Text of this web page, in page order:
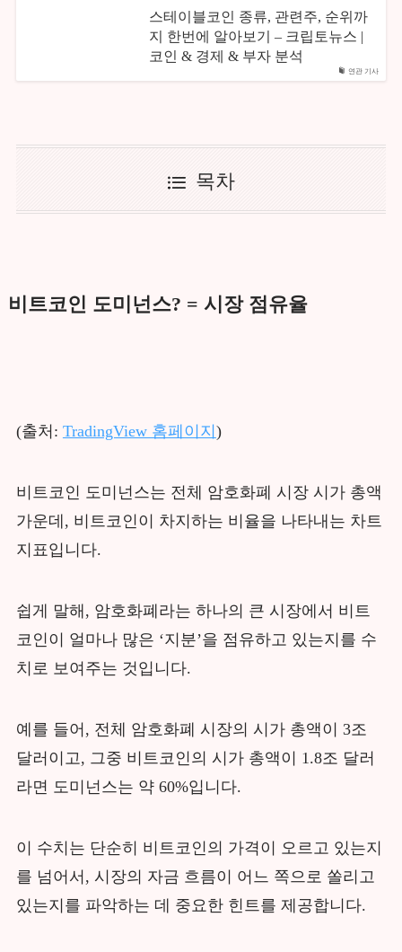
연관 기사
스테이블코인 종류, 관련주, 순위까
지 한번에 알아보기 – 크립토뉴스 |
코인 & 경제 & 부자 분석
목차
비트코인 도미넌스? = 시장 점유율
(출처: TradingView 홈페이지 )
비트코인 도미넌스는 전체 암호화폐 시장 시가 총액
가운데, 비트코인이 차지하는 비율을 나타내는 차트
지표입니다.
쉽게 말해, 암호화폐라는 하나의 큰 시장에서 비트
코인이 얼마나 많은 ‘지분’을 점유하고 있는지를 수
치로 보여주는 것입니다.
예를 들어, 전체 암호화폐 시장의 시가 총액이 3조
달러이고, 그중 비트코인의 시가 총액이 1.8조 달러
라면 도미넌스는 약 60%입니다.
이 수치는 단순히 비트코인의 가격이 오르고 있는지
를 넘어서, 시장의 자금 흐름이 어느 쪽으로 쏠리고
있는지를 파악하는 데 중요한 힌트를 제공합니다.